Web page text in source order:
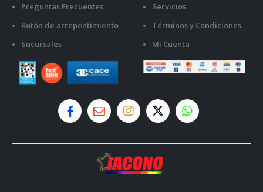
Preguntas Frecuentes
Botón de arrepentimiento
Sucursales
Servicios
Términos y Condiciones
Mi Cuenta